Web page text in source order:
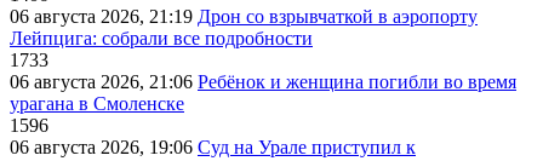
06 августа 2026, 21:19 Дрон со взрывчаткой в аэропорту
Лейпцига: собрали все подробности
1733
06 августа 2026, 21:06 Ребёнок и женщина погибли во время
урагана в Смоленске
1596
06 августа 2026, 19:06 Суд на Урале приступил к